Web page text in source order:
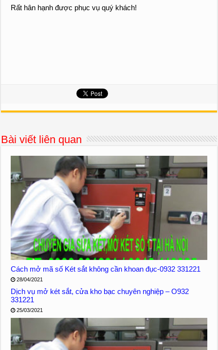
Rất hân hạnh được phục vụ quý khách!
Bài viết liên quan
Cách mở mã số Két sắt không cần khoan đục-0932 331221
28/04/2021
Dịch vụ mở két sắt, cửa kho bạc chuyên nghiệp – O932
331221
25/03/2021